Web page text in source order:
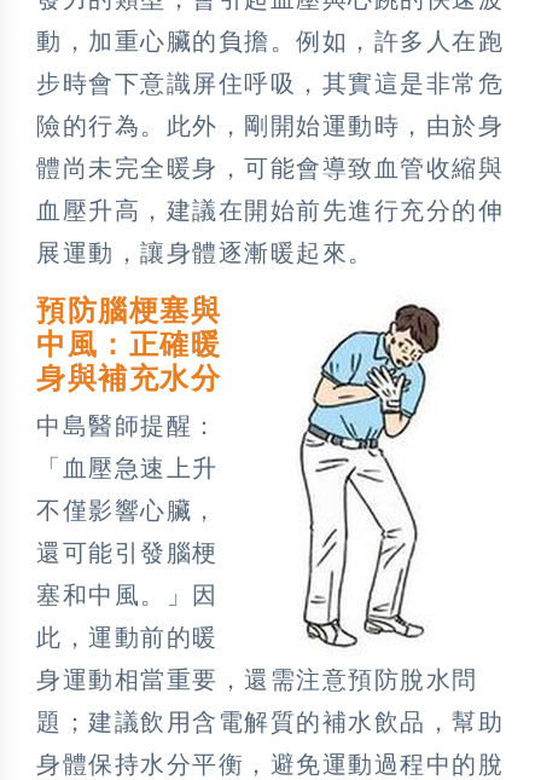
動，加重心臟的負擔。例如，許多人在跑
步時會下意識屏住呼吸，其實這是非常危
險的行為。此外，剛開始運動時，由於身
體尚未完全暖身，可能會導致血管收縮與
血壓升高，建議在開始前先進行充分的伸
展運動，讓身體逐漸暖起來。
預防腦梗塞與
中風：正確暖
身與補充水分
中島醫師提醒：
「血壓急速上升
不僅影響心臟，
還可能引發腦梗
塞和中風。」因
此，運動前的暖
身運動相當重要，還需注意預防脫水問
題；建議飲用含電解質的補水飲品，幫助
身體保持水分平衡，避免運動過程中的脫